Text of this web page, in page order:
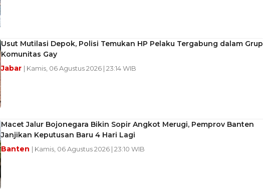
Usut Mutilasi Depok, Polisi Temukan HP Pelaku Tergabung dalam Grup
Komunitas Gay
Jabar | Kamis, 06 Agustus 2026 | 23:14 WIB
Macet Jalur Bojonegara Bikin Sopir Angkot Merugi, Pemprov Banten
Janjikan Keputusan Baru 4 Hari Lagi
Banten | Kamis, 06 Agustus 2026 | 23:10 WIB